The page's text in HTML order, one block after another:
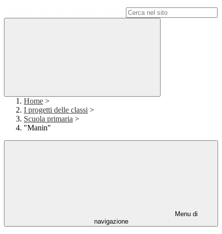
Home >
I progetti delle classi >
Scuola primaria >
"Manin"
Menu di
navigazione